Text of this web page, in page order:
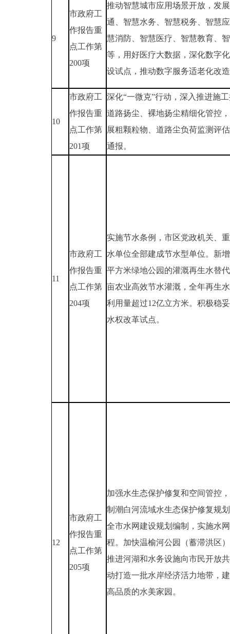
9
市政府工
作报告重
点工作第
200项
推动智慧城市应用场景开放，发
通、智慧水务、智慧税务、智慧
慧消防、智慧医疗、智慧教育、
等，用好医疗大数据，深化数字
设试点，推动数字服务适老化改
10
市政府工
作报告重
点工作第
201项
深化“一微克”行动，深入推进施
道路扬尘、裸地扬尘精细化管控
展粗颗粒物、道路尘负荷监测评
通报。
11
市政府工
作报告重
点工作第
204项
实施节水条例，市区党政机关、
水单位全部建成节水型单位。新
平方米绿地公园的灌溉再生水替
亩农业高效节水灌溉，全年再生
利用量超过12亿立方米。积极稳
水权改革试点。
12
市政府工
作报告重
点工作第
205项
加强水生态保护修复和空间管控
制潮白河流域水生态保护修复规
全市水网建设规划编制，实施水
程。加快温榆河公园（蓄滞洪区
推进河湖和水务设施向市民开放
动打造一批水岸经济活力地带，
高品质的水美家园。